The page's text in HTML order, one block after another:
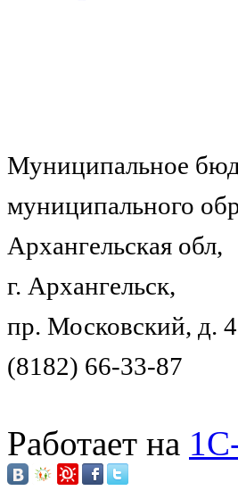
Муниципальное
муниципального
Архангельская обл,
г. Архангельск,
пр. Московский, д.
(8182) 66-33-87
Работает на